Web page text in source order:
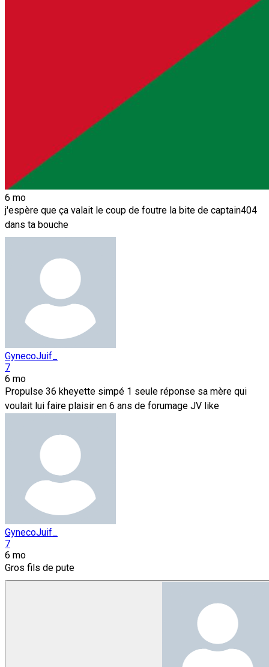
6 mo
j'espère que ça valait le coup de foutre la bite de captain404
dans ta bouche
GynecoJuif_
7
6 mo
Propulse 36 kheyette simpé 1 seule réponse sa mère qui
voulait lui faire plaisir en 6 ans de forumage JV like
GynecoJuif_
7
6 mo
Gros fils de pute